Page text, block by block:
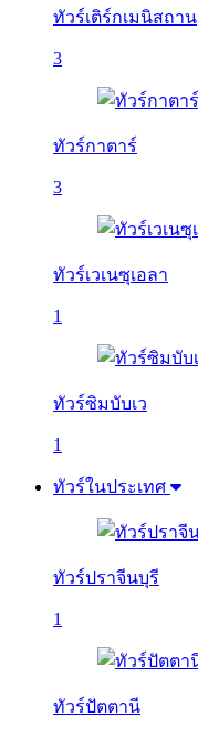
ทัวร์เติร์กเมนิสถาน
3
ทัวร์กาตาร์
3
ทัวร์เวเนซุเอลา
1
ทัวร์ซิมบับเว
1
ทัวร์ในประเทศ
ทัวร์ปราจีนบุรี
1
ทัวร์ปัตตานี